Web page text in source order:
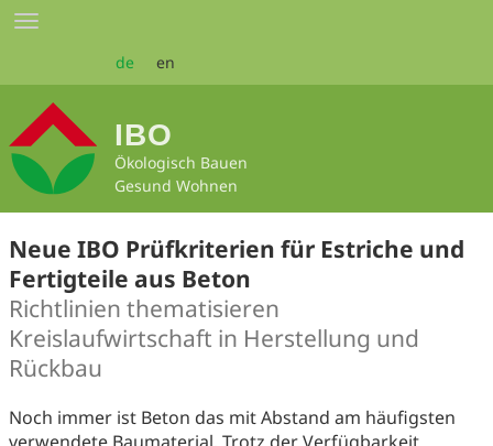
Zum
Seiteninhalt
Toggle
de en
IBO
Ökologisch Bauen
Gesund Wohnen
Neue IBO Prüfkriterien für Estriche und
Fertigteile aus Beton
Richtlinien thematisieren
Kreislaufwirtschaft in Herstellung und
Rückbau
Noch immer ist Beton das mit Abstand am häufigsten